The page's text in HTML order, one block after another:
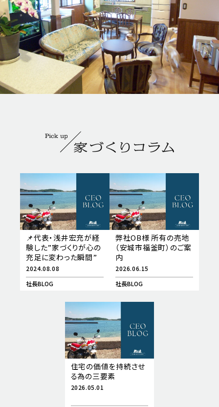
📌代表・浅井宏充が経
験した”家づくりが心の
充足に変わった瞬間”
2024.08.08
社長BLOG
弊社OB様 所有の売地
（安城市福釜町）のご案
内
2026.06.15
社長BLOG
住宅の価値を持続させ
る為の三要素
2026.05.01